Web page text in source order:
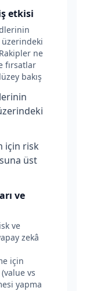
etkisi
ne
fırsatlar
bakış
için risk
üst
ve
ve
zekâ
için
vs
yapma